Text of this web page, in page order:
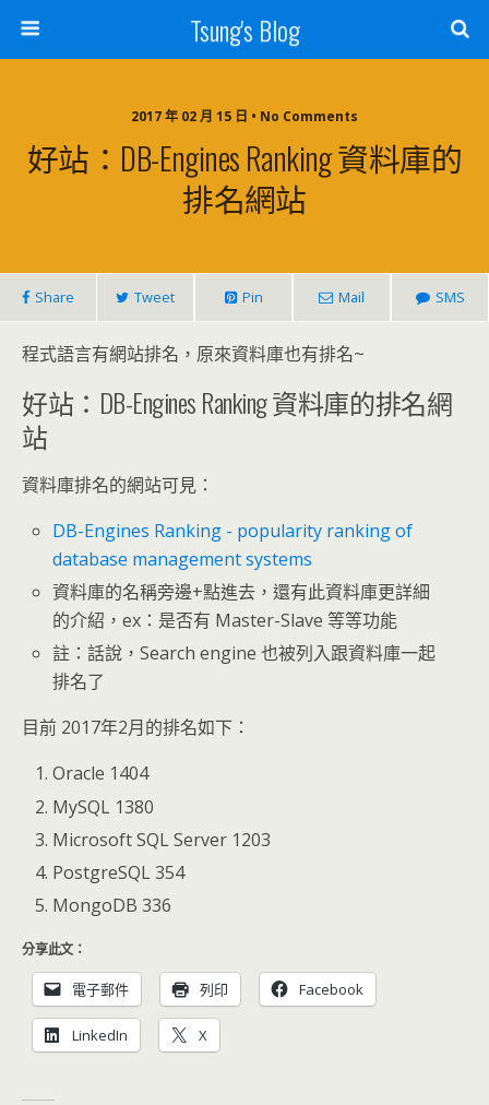
Tsung's Blog
2017 年 02 月 15 日 • No Comments
好站：DB-Engines Ranking 資料庫的
排名網站
Share Tweet Pin Mail SMS
程式語言有網站排名，原來資料庫也有排名~
好站：DB-Engines Ranking 資料庫的排名網
站
資料庫排名的網站可見：
DB-Engines Ranking - popularity ranking of
database management systems
資料庫的名稱旁邊+點進去，還有此資料庫更詳細
的介紹，ex：是否有 Master-Slave 等等功能
註：話說，Search engine 也被列入跟資料庫一起
排名了
目前 2017年2月的排名如下：
Oracle 1404
MySQL 1380
Microsoft SQL Server 1203
PostgreSQL 354
MongoDB 336
分享此文：
電子郵件 列印 Facebook
LinkedIn X